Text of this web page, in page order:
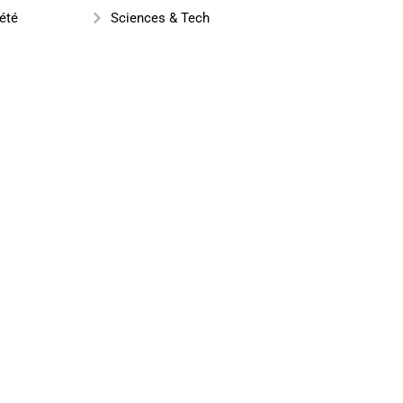
Sciences & Tech